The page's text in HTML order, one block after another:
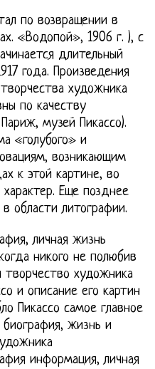
по возвращении в
«Водопой», 1906 г. ), с
длительный
года. Произведения
художника
по качеству
музей Пикассо).
«голубого» и
возникающим
к этой картине, во
Еще позднее
области литографии.
личная жизнь
никого не полюбив
творчество художника
и описание его картин
Пикассо самое главное
биография, жизнь и
информация, личная